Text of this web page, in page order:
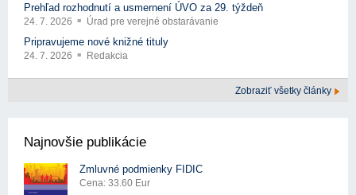
Prehľad rozhodnutí a usmernení ÚVO za 29. týždeň
24. 7. 2026 Úrad pre verejné obstarávanie
Pripravujeme nové knižné tituly
24. 7. 2026 Redakcia
Zobraziť všetky články
Najnovšie publikácie
Zmluvné podmienky FIDIC
Cena: 33.60 Eur